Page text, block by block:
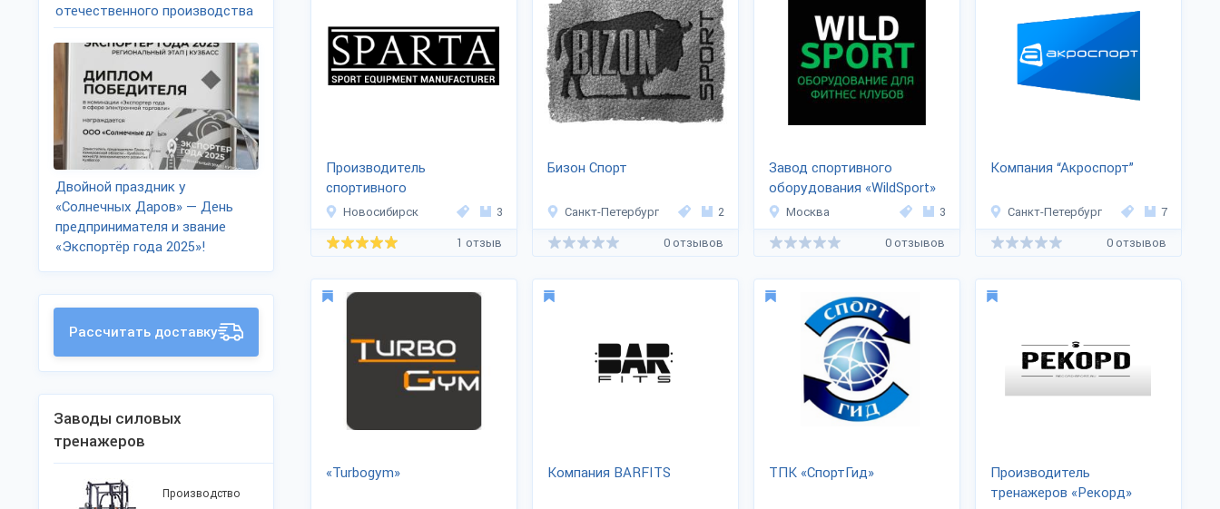
Производитель
спортивного
оборудования «SPARTA»
Новосибирск 3
1 отзыв
Бизон Спорт
Санкт-Петербург 2
0 отзывов
Завод спортивного
оборудования «WildSport»
Москва 3
0 отзывов
Компания “Акроспорт”
Санкт-Петербург 7
0 отзывов
«Turbogym» Компания BARFITS ТПК «СпортГид»
Производитель
тренажеров «Рекорд»
отечественного производства
Двойной праздник у
«Солнечных Даров» — День
предпринимателя и звание
«Экспортёр года 2025»!
Рассчитать доставку
Заводы силовых
тренажеров
Производство